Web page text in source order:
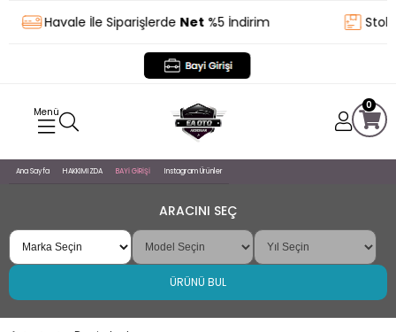
Havale İle SiparişlerdeNet%5 İndirim Stoktan
0
Ana Sayfa HAKKIMIZDA BAYİ GİRİŞİ Instagram Ürünler
ARACINI SEÇ
ÜRÜNÜ BUL